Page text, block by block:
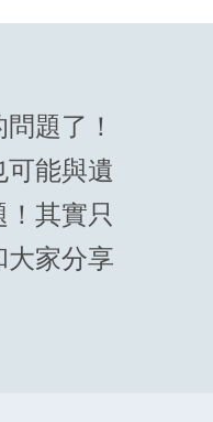
題了！
能與遺
其實只
家分享